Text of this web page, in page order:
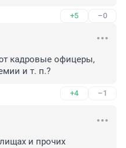
+5 –0
кадровые офицеры,
и т. п.?
+4 –1
и прочих